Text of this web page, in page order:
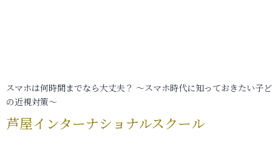
スマホは何時間までなら大丈夫？ ～スマホ時代に知っておきたい子
の近視対策～
芦屋インターナショナルスクール